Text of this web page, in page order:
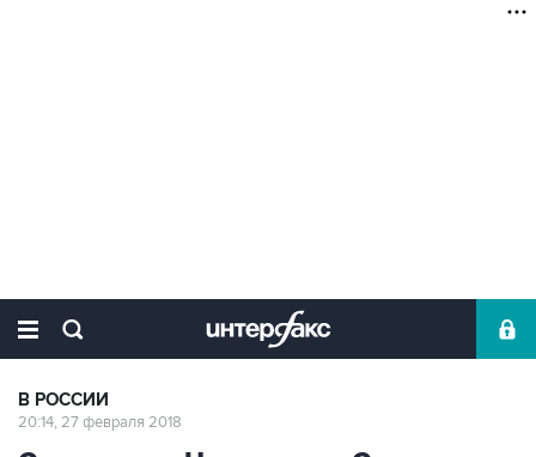
В РОССИИ
20:14, 27 февраля 2018